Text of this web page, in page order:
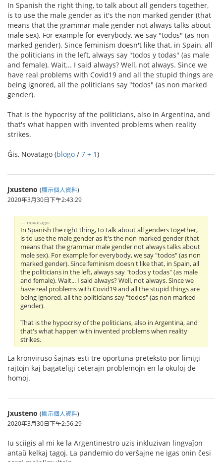
In Spanish the right thing, to talk about all genders together,
is to use the male gender as it's the non marked gender (that
means that the grammar male gender not always talks about
male sex). For example for everybody, we say "todos" (as non
marked gender). Since feminism doesn't like that, in Spain, all
the politicians in the left, always say "todos y todas" (as male
and female). Wait... I said always? Well, not always. Since we
have real problems with Covid19 and all the stupid things are
being ignored, all the politicians say "todos" (as non marked
gender).
That is the hypocrisy of the politicians, also in Argentina, and
that's what happen with invented problems when reality
strikes.
Ĝis, Novatago (blogo / 7 + 1)
Jxusteno (顯示個人資料)
2020年3月30日下午2:43:29
novatago:
In Spanish the right thing, to talk about all genders together,
is to use the male gender as it's the non marked gender (that
means that the grammar male gender not always talks about
male sex). For example for everybody, we say "todos" (as non
marked gender). Since feminism doesn't like that, in Spain, all
the politicians in the left, always say "todos y todas" (as male
and female). Wait... I said always? Well, not always. Since we
have real problems with Covid19 and all the stupid things are
being ignored, all the politicians say "todos" (as non marked
gender).
That is the hypocrisy of the politicians, also in Argentina, and
that's what happen with invented problems when reality
strikes.
La kronviruso ŝajnas esti tre oportuna preteksto por limigi
rajtojn kaj bagateligi ceterajn problemojn en la okuloj de
homoj.
Jxusteno (顯示個人資料)
2020年3月30日下午2:56:29
Iu sciigis al mi ke la Argentinestro uzis inkluzivan lingvaĵon
antaŭ kelkaj tagoj. La pandemio do verŝajne ne igas onin ĉesi